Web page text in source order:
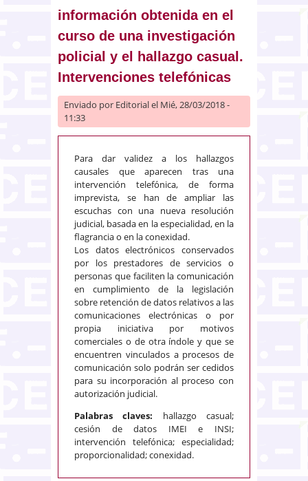
información obtenida en el
curso de una investigación
policial y el hallazgo casual.
Intervenciones telefónicas
Enviado por Editorialel Mié, 28/03/2018 -
11:33
Para dar validez a los hallazgos
causales que aparecen tras una
intervención telefónica, de forma
imprevista, se han de ampliar las
escuchas con una nueva resolución
judicial, basada en la especialidad, en la
flagrancia o en la conexidad.
Los datos electrónicos conservados
por los prestadores de servicios o
personas que faciliten la comunicación
en cumplimiento de la legislación
sobre retención de datos relativos a las
comunicaciones electrónicas o por
propia iniciativa por motivos
comerciales o de otra índole y que se
encuentren vinculados a procesos de
comunicación solo podrán ser cedidos
para su incorporación al proceso con
autorización judicial.
Palabras claves: hallazgo casual;
cesión de datos IMEI e INSI;
intervención telefónica; especialidad;
proporcionalidad; conexidad.